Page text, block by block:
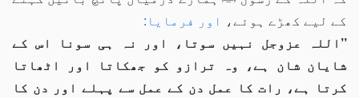
کے لیے کھڑے ہوئے،
اور فرمایا:
’’اللہ عزوجل نہیں سوتا، اور نہ ہی سونا اس کے
شایان شان ہے، وہ ترازو کو جھکاتا اور اٹھاتا
کرتا ہے، رات کا عمل دن کے عمل سے پہلے اور دن کا